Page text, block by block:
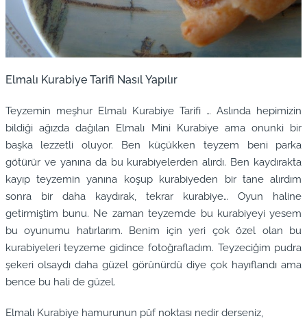
Elmalı Kurabiye Tarifi Nasıl Yapılır
Teyzemin meşhur Elmalı Kurabiye Tarifi … Aslında hepimizin
bildiği ağızda dağılan Elmalı Mini Kurabiye ama onunki bir
başka lezzetli oluyor. Ben küçükken teyzem beni parka
götürür ve yanına da bu kurabiyelerden alırdı. Ben kaydırakta
kayıp teyzemin yanına koşup kurabiyeden bir tane alırdım
sonra bir daha kaydırak, tekrar kurabiye… Oyun haline
getirmiştim bunu. Ne zaman teyzemde bu kurabiyeyi yesem
bu oyunumu hatırlarım. Benim için yeri çok özel olan bu
kurabiyeleri teyzeme gidince fotoğrafladım. Teyzeciğim pudra
şekeri olsaydı daha güzel görünürdü diye çok hayıflandı ama
bence bu hali de güzel.
Elmalı Kurabiye hamurunun püf noktası nedir derseniz,